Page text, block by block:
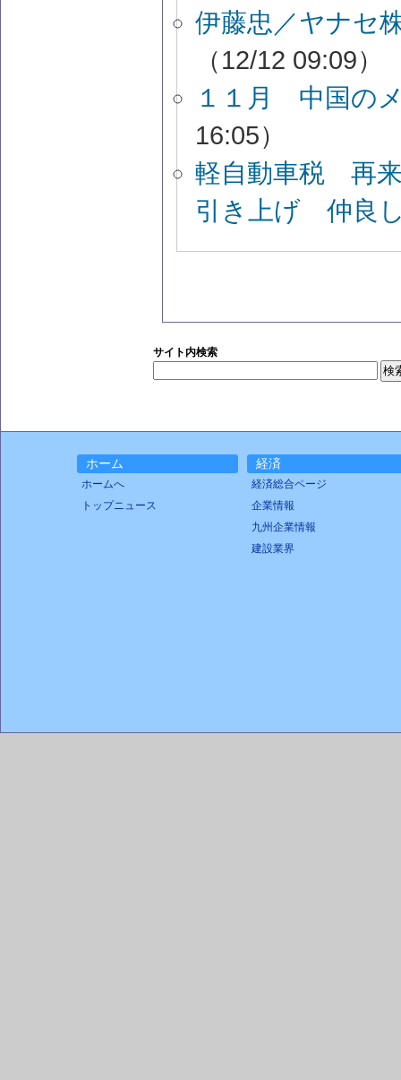
伊藤忠／ヤナセ
（12/12 09:09）
１１月 中国の
16:05）
軽自動車税 再来
引き上げ 仲良
サイト内検索
ホーム
ホームへ
トップニュース
経済
経済総合ページ
企業情報
九州企業情報
建設業界